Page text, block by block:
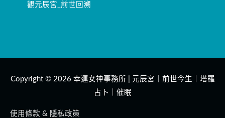
觀元辰宮_前世回溯
Copyright © 2026 幸運女神事務所 | 元辰宮｜前世今生｜塔羅
占卜｜催眠
使用條款 & 隱私政策